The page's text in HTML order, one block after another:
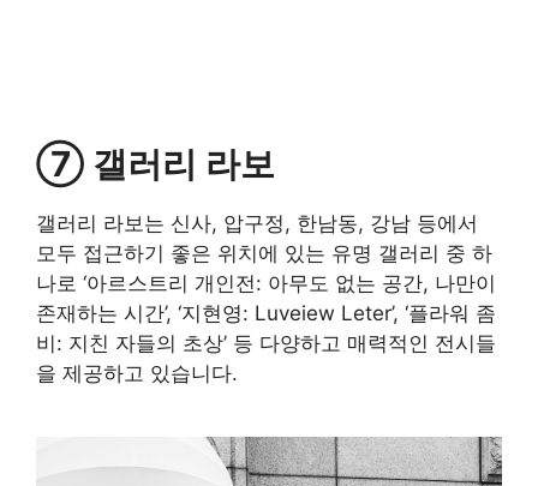
⑦ 갤러리 라보
갤러리 라보는 신사, 압구정, 한남동, 강남 등에서
모두 접근하기 좋은 위치에 있는 유명 갤러리 중 하
나로 ‘아르스트리 개인전: 아무도 없는 공간, 나만이
존재하는 시간’, ‘지현영: Luveiew Leter’, ‘플라워 좀
비: 지친 자들의 초상’ 등 다양하고 매력적인 전시들
을 제공하고 있습니다.